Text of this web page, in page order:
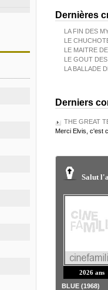
Dernières
LA FIN DES
LE
LE MAITRE
LE GOUT DES
LA BALLADE
Derniers
THE GREAT
Merci Elvis, c'est
Salut
2026 ans
BLUE (1968)